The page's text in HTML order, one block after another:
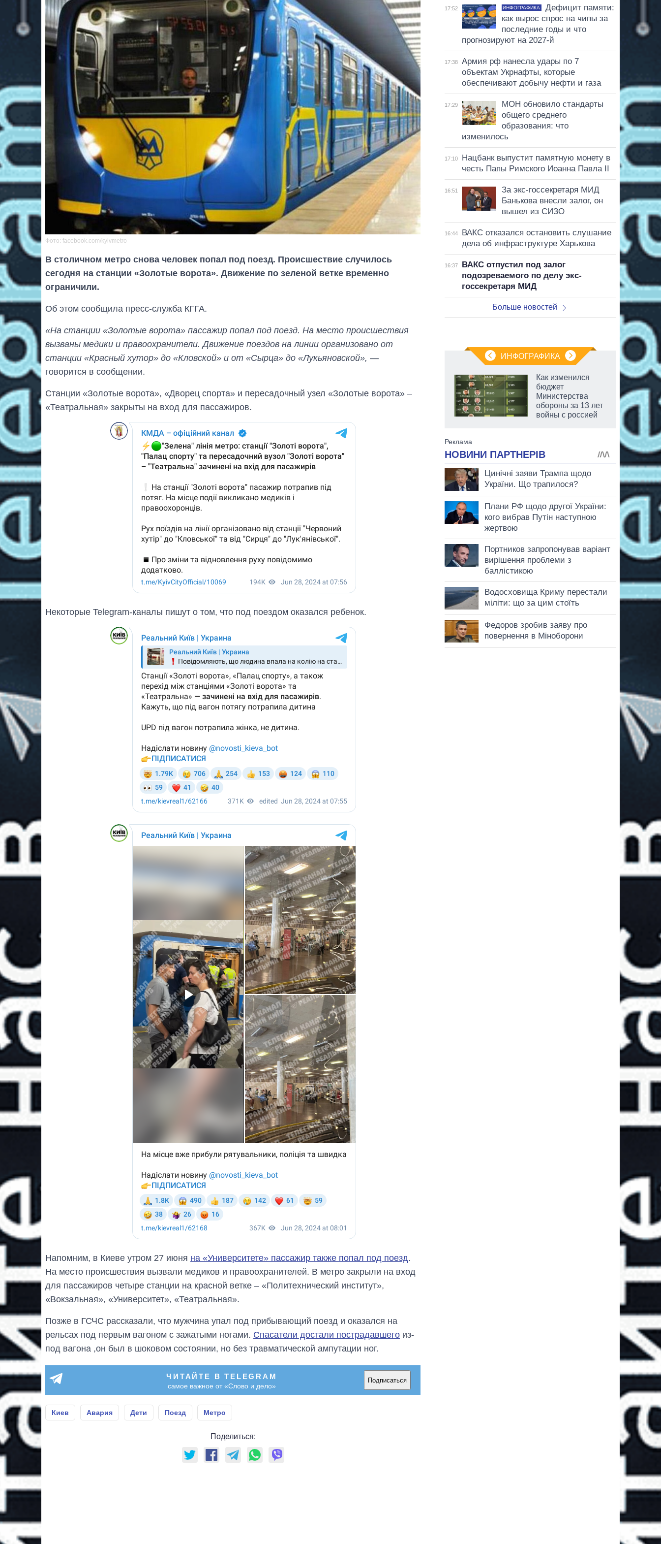
Фото: facebook.com/kyivmetro
В столичном метро снова человек попал под поезд. Происшествие случилось
сегодня на станции «Золотые ворота». Движение по зеленой ветке временно
ограничили.
Об этом сообщила пресс-служба КГГА.
«На станции «Золотые ворота» пассажир попал под поезд. На место происшествия
вызваны медики и правоохранители. Движение поездов на линии организовано от
станции «Красный хутор» до «Кловской» и от «Сырца» до «Лукьяновской», —
говорится в сообщении.
Станции «Золотые ворота», «Дворец спорта» и пересадочный узел «Золотые ворота» –
«Театральная» закрыты на вход для пассажиров.
Некоторые Telegram-каналы пишут о том, что под поездом оказался ребенок.
Напомним, в Киеве утром 27 июня на «Университете» пассажир также попал под поезд.
На место происшествия вызвали медиков и правоохранителей. В метро закрыли на вход
для пассажиров четыре станции на красной ветке – «Политехнический институт»,
«Вокзальная», «Университет», «Театральная».
Позже в ГСЧС рассказали, что мужчина упал под прибывающий поезд и оказался на
рельсах под первым вагоном с зажатыми ногами. Спасатели достали пострадавшего из-
под вагона ,он был в шоковом состоянии, но без травматической ампутации ног.
ЧИТАЙТЕ В TELEGRAM
самое важное от «Слово и дело»
Подписаться
Киев Авария Дети Поезд Метро
Поделиться:
17:52 ИНФОГРАФИКА
Дефицит памяти:
как вырос спрос на чипы за
последние годы и что
прогнозируют на 2027-й
17:38
Армия рф нанесла удары по 7
объектам Укрнафты, которые
обеспечивают добычу нефти и газа
17:29
МОН обновило стандарты
общего среднего
образования: что
изменилось
17:10
Нацбанк выпустит памятную монету в
честь Папы Римского Иоанна Павла II
16:51
За экс-госсекретаря МИД
Банькова внесли залог, он
вышел из СИЗО
16:44
ВАКС отказался остановить слушание
дела об инфраструктуре Харькова
16:37
ВАКС отпустил под залог
подозреваемого по делу экс-
госсекретаря МИД
Больше новостей
ИНФОГРАФИКА
на чипы за
Как изменился
бюджет
Министерства
обороны за 13 лет
войны с россией